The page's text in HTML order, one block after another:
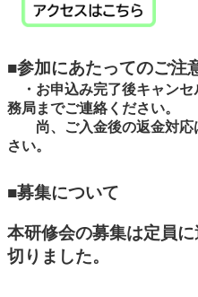
■参加にあたってのご注
・お申込み完了後キャンセ
務局までご連絡ください。
尚、ご入金後の返金対応
さい。
■募集について
本研修会の募集は定員
切りました。